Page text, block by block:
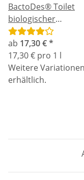
BactoDes® Toilet
biologischer
Geruchsentferner
Campingtoiletten 1L
ab 17,30 €*
17,30 € pro 1 l
Weitere Variationen
erhältlich.